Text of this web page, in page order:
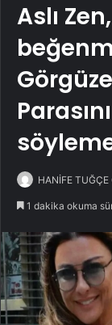
Aslı
HANİFE TUĞÇE
1 dakika okuma